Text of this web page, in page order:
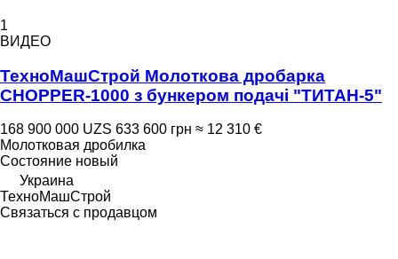
1
ВИДЕО
ТехноМашСтрой Молоткова дробарка
CHOPPER-1000 з бункером подачі "ТИТАН-5"
168 900 000 UZS 633 600 грн ≈ 12 310 €
Молотковая дробилка
Состояние новый
Украина
ТехноМашСтрой
Связаться с продавцом